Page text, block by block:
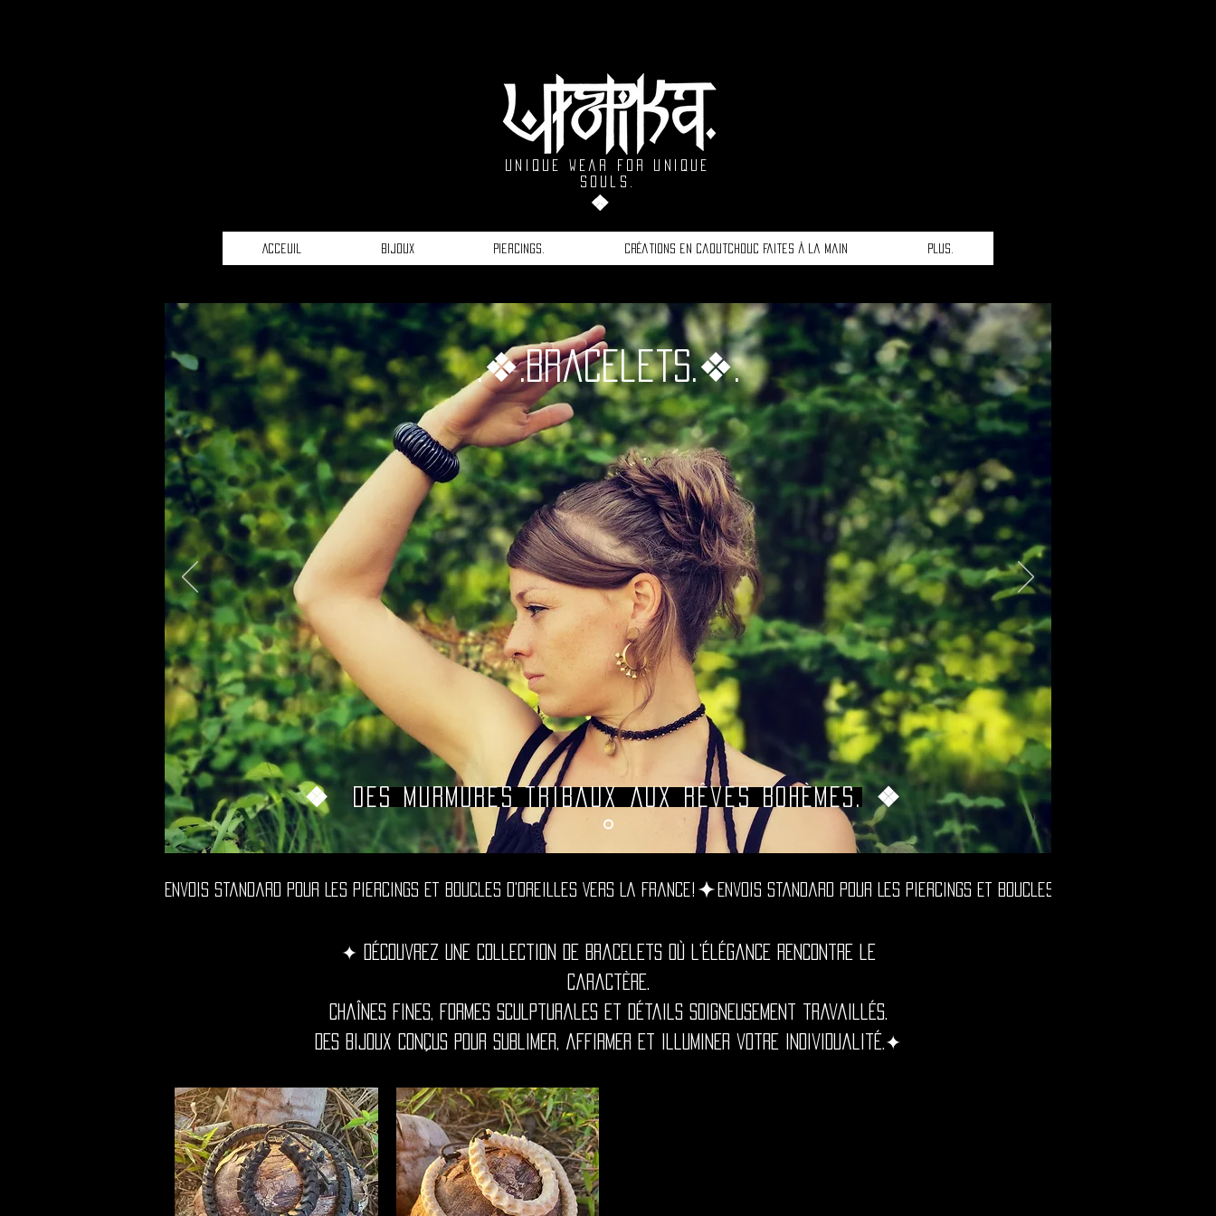
unique wear for unique
souls.
❖
Acceuil Bijoux Piercings. Créations en caoutchouc faites à la main Plus.
.❖.Bracelets.❖.
❖
❖ Des murmures tribaux aux rêves bohèmes.
Envois Standard Pour Les Piercings Et Boucles D'oreilles Vers La France!
✦ Découvrez une collection de bracelets où l'élégance rencontre le
caractère.
Chaînes fines, formes sculpturales et détails soigneusement travaillés.
Des bijoux conçus pour sublimer, affirmer et illuminer votre individualité.✦